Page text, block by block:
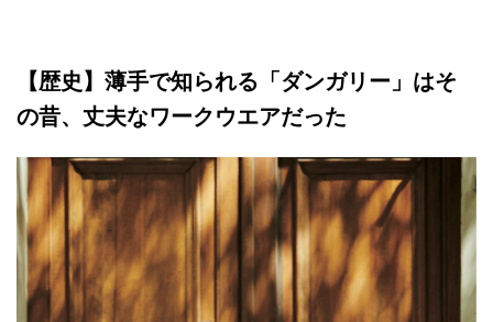
【歴史】薄手で知られる「ダンガリー」はそ
の昔、丈夫なワークウエアだった